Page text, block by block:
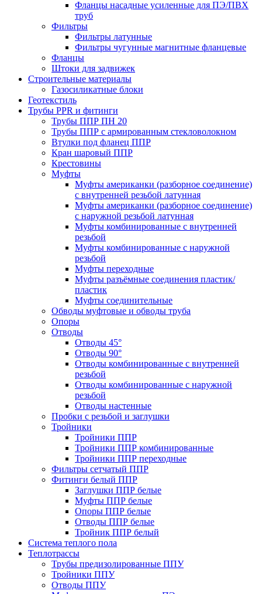
Фланцы насадные усиленные для ПЭ/ПВХ
труб
Фильтры
Фильтры латунные
Фильтры чугунные магнитные фланцевые
Фланцы
Штоки для задвижек
Строительные материалы
Газосиликатные блоки
Геотекстиль
Трубы PPR и фитинги
Трубы ППР ПН 20
Трубы ППР с армированным стекловолокном
Втулки под фланец ППР
Кран шаровый ППР
Крестовины
Муфты
Муфты американки (разборное соединение)
с внутренней резьбой латунная
Муфты американки (разборное соединение)
с наружной резьбой латунная
Муфты комбинированные с внутренней
резьбой
Муфты комбинированные с наружной
резьбой
Муфты переходные
Муфты разъёмные соединения пластик/
пластик
Муфты соединительные
Обводы муфтовые и обводы труба
Опоры
Отводы
Отводы 45°
Отводы 90°
Отводы комбинированные с внутренней
резьбой
Отводы комбинированные с наружной
резьбой
Отводы настенные
Пробки с резьбой и заглушки
Тройники
Тройники ППР
Тройники ППР комбинированные
Тройники ППР переходные
Фильтры сетчатый ППР
Фитинги белый ППР
Заглушки ППР белые
Муфты ППР белые
Опоры ППР белые
Отводы ППР белые
Тройник ППР белый
Система теплого пола
Теплотрассы
Трубы предизолированные ППУ
Тройники ППУ
Отводы ППУ